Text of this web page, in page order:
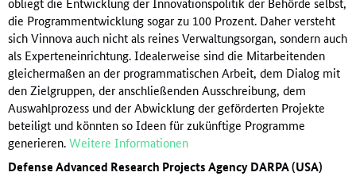
die Programmentwicklung sogar zu 100 Prozent. Daher versteht
sich Vinnova auch nicht als reines Verwaltungsorgan, sondern auch
als Experteneinrichtung. Idealerweise sind die Mitarbeitenden
gleichermaßen an der programmatischen Arbeit, dem Dialog mit
den Zielgruppen, der anschließenden Ausschreibung, dem
Auswahlprozess und der Abwicklung der geförderten Projekte
beteiligt und könnten so Ideen für zukünftige Programme
generieren.Weitere Informationen
Defense Advanced Research Projects Agency DARPA (USA)